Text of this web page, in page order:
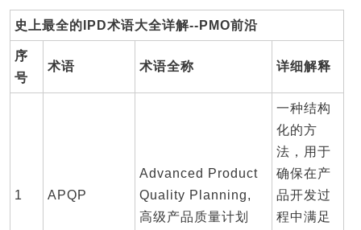
史上最全的IPD术语大全详解--PMO前沿
序
号
术语 术语全称 详细解释
1 APQP
Advanced Product
Quality Planning,
高级产品质量计划
一种结构
化的方
法，用于
确保在产
品开发过
程中满足